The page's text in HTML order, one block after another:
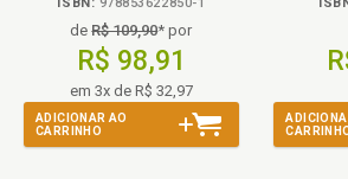
deR$ 109,90* por
R$ 98,91
em 3x de R$ 32,97
ADICIONAR AO
CARRINHO